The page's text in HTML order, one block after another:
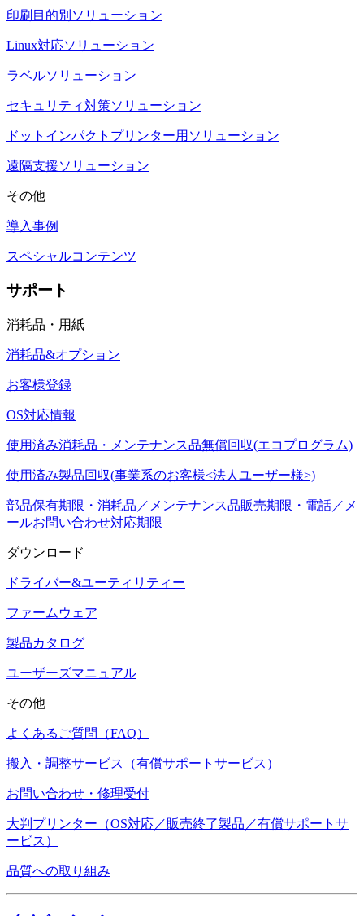
印刷目的別ソリューション
Linux対応ソリューション
ラベルソリューション
セキュリティ対策ソリューション
ドットインパクトプリンター用ソリューション
遠隔支援ソリューション
その他
導入事例
スペシャルコンテンツ
サポート
消耗品・用紙
消耗品&オプション
お客様登録
OS対応情報
使用済み消耗品・メンテナンス品無償回収(エコプログラム)
使用済み製品回収(事業系のお客様<法人ユーザー様>)
部品保有期限・消耗品／メンテナンス品販売期限・電話／メ
ールお問い合わせ対応期限
ダウンロード
ドライバー&ユーティリティー
ファームウェア
製品カタログ
ユーザーズマニュアル
その他
よくあるご質問（FAQ）
搬入・調整サービス（有償サポートサービス）
お問い合わせ・修理受付
大判プリンター（OS対応／販売終了製品／有償サポートサ
ービス）
品質への取り組み